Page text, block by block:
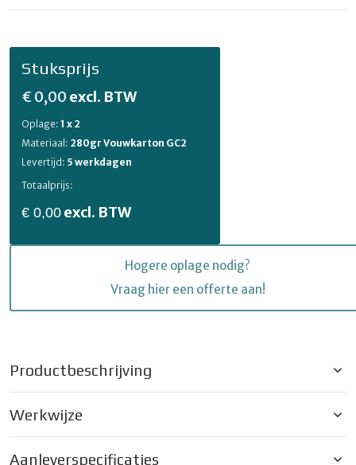
Stuksprijs
€ 0,00 excl. BTW
Oplage: 1 x 2
Materiaal: 280gr Vouwkarton GC2
Levertijd: 5 werkdagen
Totaalprijs:
€ 0,00 excl. BTW
Hogere oplage nodig?
Vraag hier een offerte aan!
Productbeschrijving
Werkwijze
Aanleverspecificaties